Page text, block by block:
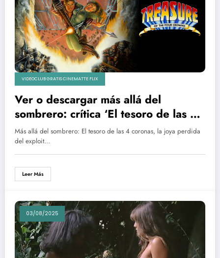
VIDEOCLUB GRATIS CINEMATTE FLIX
Ver o descargar más allá del
sombrero: crítica ‘El tesoro de las 4
coronas’, la joya perdida del exploit
indiana jonesiano
Más allá del sombrero: El tesoro de las 4 coronas, la joya perdida
del exploit…
Leer Más
03/08/2025